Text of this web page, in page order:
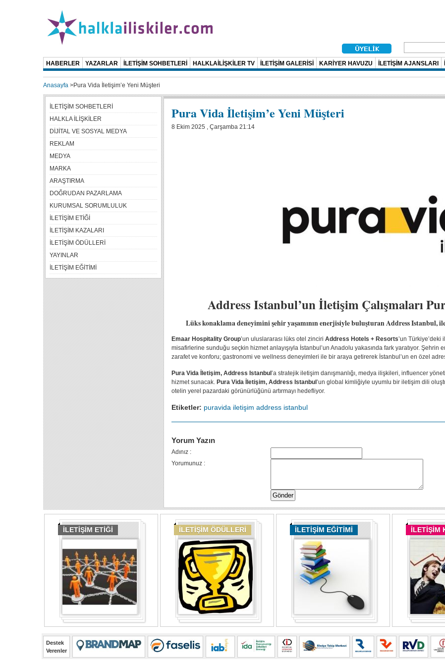
HABERLER YAZARLAR İLETİŞİM SOHBETLERİ HALKLAİLİŞKİLER TV İLETİŞİM GALERİSİ KARİYER HAVUZU İLETİŞİM AJANSLARI
Anasayfa >Pura Vida İletişim’e Yeni Müşteri
Pura Vida İletişim’e Yeni Müşteri
8 Ekim 2025 , Çarşamba 21:14
Address Istanbul’un İletişim Çalışmaları
Lüks konaklama deneyimini şehir yaşamının enerjisiyle buluşturan Address Istanbul,
Emaar Hospitality Group’un uluslararası lüks otel zinciri Address Hotels + Resorts’un Türkiye’deki
misafirlerine sunduğu seçkin hizmet anlayışıyla İstanbul’un Anadolu yakasında fark yaratıyor.
zarafet ve konforu; gastronomi ve wellness deneyimleri ile bir araya getirerek İstanbul’un en özel
Pura Vida İletişim, Address Istanbul ’a stratejik iletişim danışmanlığı, medya ilişkileri, influencer
hizmet sunacak. Pura Vida İletişim, Address Istanbul ’un global kimliğiyle uyumlu bir iletişim dili
otelin yerel pazardaki görünürlüğünü artırmayı hedefliyor.
Etiketler: puravida iletişim address istanbul
Yorum Yazın
Adınız :
Yorumunuz :
İLETİŞİM SOHBETLERİ
HALKLA İLİŞKİLER
DİJİTAL VE SOSYAL MEDYA
REKLAM
MEDYA
MARKA
ARAŞTIRMA
DOĞRUDAN PAZARLAMA
KURUMSAL SORUMLULUK
İLETİŞİM ETİĞİ
İLETİŞİM KAZALARI
İLETİŞİM ÖDÜLLERİ
YAYINLAR
İLETİŞİM EĞİTİMİ
İLETİŞİM ETİĞİ İLETİŞİM ÖDÜLLERİ İLETİŞİM EĞİTİMİ İLETİŞİM
Destek
Verenler